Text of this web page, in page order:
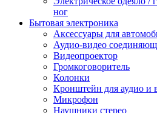
ног
Бытовая электроника
Аксессуары для
Аудио-видео
Видеопроектор
Громкоговоритель
Колонки
Кронштейн для аудио и
Микрофон
Наушники стерео